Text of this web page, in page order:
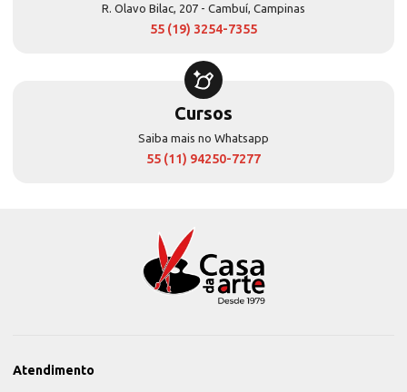
R. Olavo Bilac, 207 - Cambuí, Campinas
55 (19) 3254-7355
Cursos
Saiba mais no Whatsapp
55 (11) 94250-7277
Atendimento